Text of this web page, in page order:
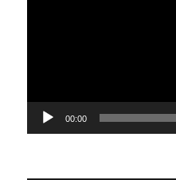
00:00